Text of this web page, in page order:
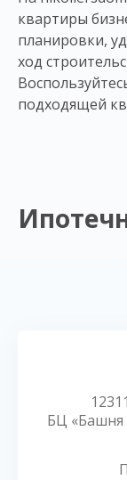
квартиры
планировки,
ход
подходящей
БЦ «Башня